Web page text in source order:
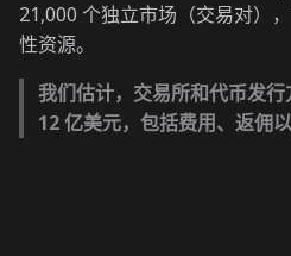
21,000 个独立市场（交易对）
性资源。
我们估计，交易所和代币发
12 亿美元，包括费用、返佣